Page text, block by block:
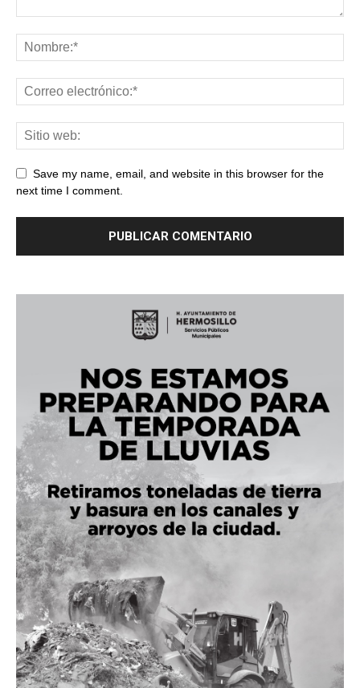
Save my name, email, and website in this browser for the
next time I comment.